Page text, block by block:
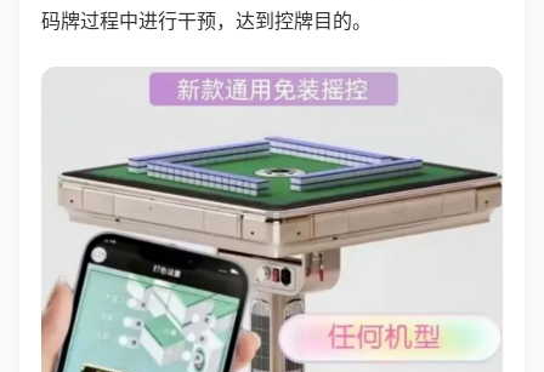
码牌过程中进行干预，达到控牌目的。